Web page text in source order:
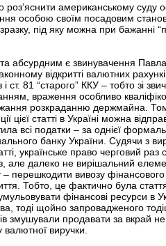
американському суду
особою своїм посадовим
під яку можна при бажанні
абсурдним є звинувачення
відкритті валютних
і ст. 81 “старого” ККУ – тобто
враження особливо
розкраданню держмайна.
цієї статті в Україні можна
всі податки – за однієї
банку України. Судячи з
українське право черговий
але далеко не вирішальний
перешкодити вивозу
Тобто, це фактично була
фінансові ресурси в
тоді щойно запровадженого
змушували продавати за вкрай
виручки.